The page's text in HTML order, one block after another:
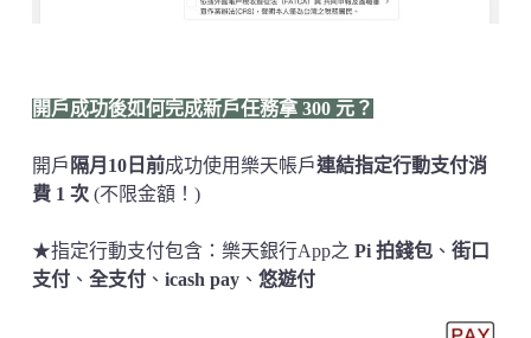
開戶成功後如何完成新戶任務拿 300 元？
開戶 隔月10日前成功使用樂天帳戶連結指定行動支付消
費 1 次(不限金額！)
★指定行動支付包含：樂天銀行App之 Pi 拍錢包、 街口
支付、 全支付、 icash pay、 悠遊付